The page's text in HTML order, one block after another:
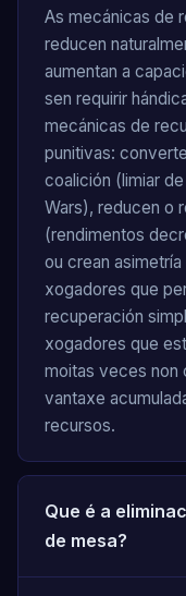
As mecánicas de
reducen
aumentan a
sen requirir
mecánicas de
punitivas:
coalición (limiar
Wars), reducen o
(rendimentos
ou crean
xogadores que
recuperación
xogadores que
moitas veces non
vantaxe
recursos.
Que é a
de mesa?